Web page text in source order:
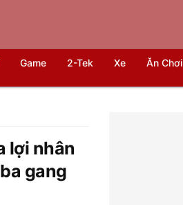
Game 2-Tek Xe Ăn Chơi
lợi nhân
gang